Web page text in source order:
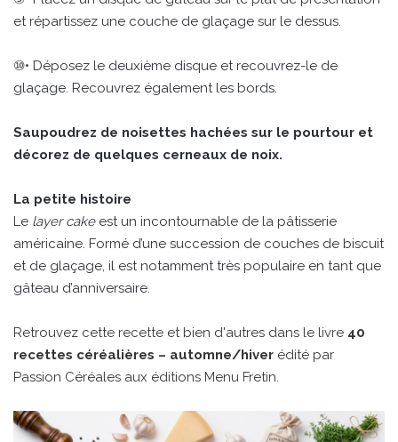
et répartissez une couche de glaçage sur le dessus.
⑩• Déposez le deuxième disque et recouvrez-le de
glaçage. Recouvrez également les bords.
Saupoudrez de noisettes hachées sur le pourtour et
décorez de quelques cerneaux de noix.
La petite histoire
Le layer cakeest un incontournable de la pâtisserie
américaine. Formé d’une succession de couches de biscuit
et de glaçage, il est notamment très populaire en tant que
gâteau d’anniversaire.
Retrouvez cette recette et bien d'autres dans le livre 40
recettes céréalières – automne/hiver édité par
Passion Céréales aux éditions Menu Fretin.